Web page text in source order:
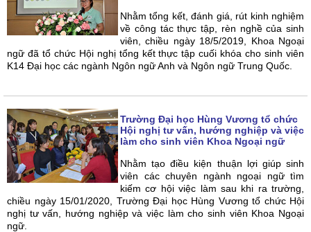
Nhằm tổng kết, đánh giá, rút kinh nghiệm
về công tác thực tập, rèn nghề của sinh
viên, chiều ngày 18/5/2019, Khoa Ngoại
ngữ đã tổ chức Hội nghị tổng kết thực tập cuối khóa cho sinh viên
K14 Đại học các ngành Ngôn ngữ Anh và Ngôn ngữ Trung Quốc.
Trường Đại học Hùng Vương tổ chức
Hội nghị tư vấn, hướng nghiệp và việc
làm cho sinh viên Khoa Ngoại ngữ
Nhằm tạo điều kiện thuận lợi giúp sinh
viên các chuyên ngành ngoại ngữ tìm
kiếm cơ hội việc làm sau khi ra trường,
chiều ngày 15/01/2020, Trường Đại học Hùng Vương tổ chức Hội
nghị tư vấn, hướng nghiệp và việc làm cho sinh viên Khoa Ngoại
ngữ.